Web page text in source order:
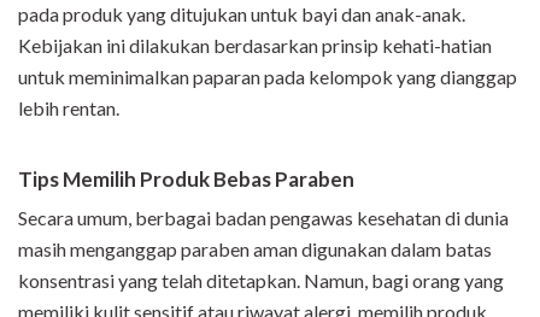
pada produk yang ditujukan untuk bayi dan anak-anak.
Kebijakan ini dilakukan berdasarkan prinsip kehati-hatian
untuk meminimalkan paparan pada kelompok yang dianggap
lebih rentan.
Tips Memilih Produk Bebas Paraben
Secara umum, berbagai badan pengawas kesehatan di dunia
masih menganggap paraben aman digunakan dalam batas
konsentrasi yang telah ditetapkan. Namun, bagi orang yang
memiliki kulit sensitif atau riwayat alergi, memilih produk